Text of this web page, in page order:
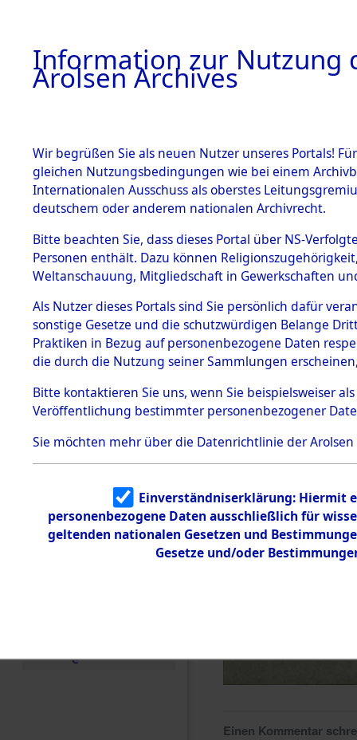
BILD
BESTÄNDE
1.
mente
5. Verschiedenes
5.3
Todesmärsche
5.3.1 Alliierte
Erhebungen
zu
Todesmärsch
en
5.3.2
Identifizierun
5.3.3
Todesmärsch
e
Geltendorf
0003 (84598029)
Einen Kommentar
Information zur Nutzung
Arolsen Archives
Wir begrüßen Sie als neuen Nutzer unseres Portals!
gleichen Nutzungsbedingungen wie bei einem
Internationalen Ausschuss als oberstes
deutschem oder anderem nationalen Archivrecht.
Bitte beachten Sie, dass dieses Portal über NS-
Personen enthält. Dazu können
Weltanschauung, Mitgliedschaft in Gewerkschaften
Als Nutzer dieses Portals sind Sie persönlich dafür
sonstige Gesetze und die schutzwürdigen Belange
Praktiken in Bezug auf personenbezogene Daten
die durch die Nutzung seiner Sammlungen
Bitte kontaktieren Sie uns, wenn Sie beispielsweiser
Veröffentlichung bestimmter personenbezogener
Sie möchten mehr über die Datenrichtlinie der Arolsen
Einverständniserklärung: Hiermit
personenbezogene Daten ausschließlich für
geltenden nationalen Gesetzen und
Gesetze und/oder